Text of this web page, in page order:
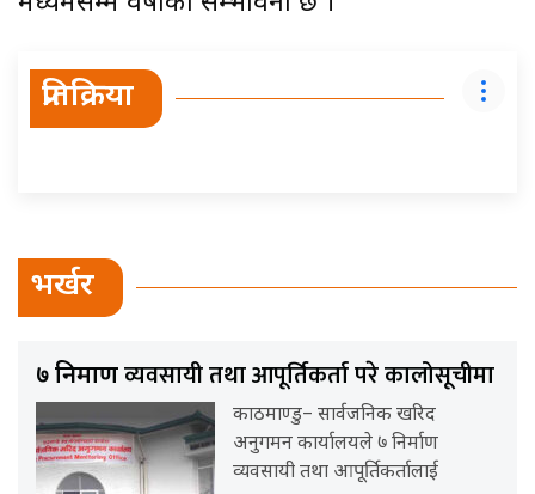
प्रतिक्रिया
भर्खर
७ निर्माणव्यवसायी तथा आपूर्तिकर्ता परे कालोसूचीमा
काठमाण्डु– सार्वजनिक खरिद
अनुगमन कार्यालयले ७ निर्माण
व्यवसायी तथा आपूर्तिकर्तालाई